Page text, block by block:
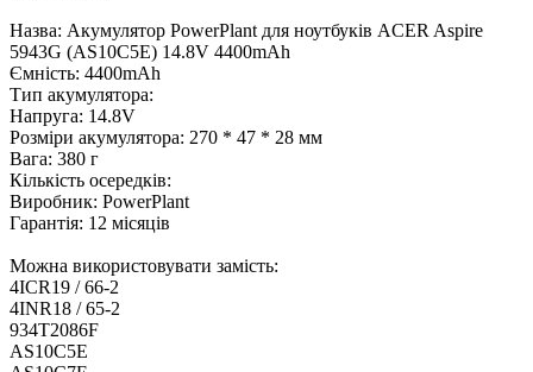
Назва: Акумулятор PowerPlant для ноутбуків ACER Aspire
5943G (AS10C5E) 14.8V 4400mAh
Ємність: 4400mAh
Тип акумулятора:
Напруга: 14.8V
Розміри акумулятора: 270 * 47 * 28 мм
Вага: 380 г
Кількість осередків:
Виробник: PowerPlant
Гарантія: 12 місяців
Можна використовувати замість:
4ICR19 / 66-2
4INR18 / 65-2
934T2086F
AS10C5E